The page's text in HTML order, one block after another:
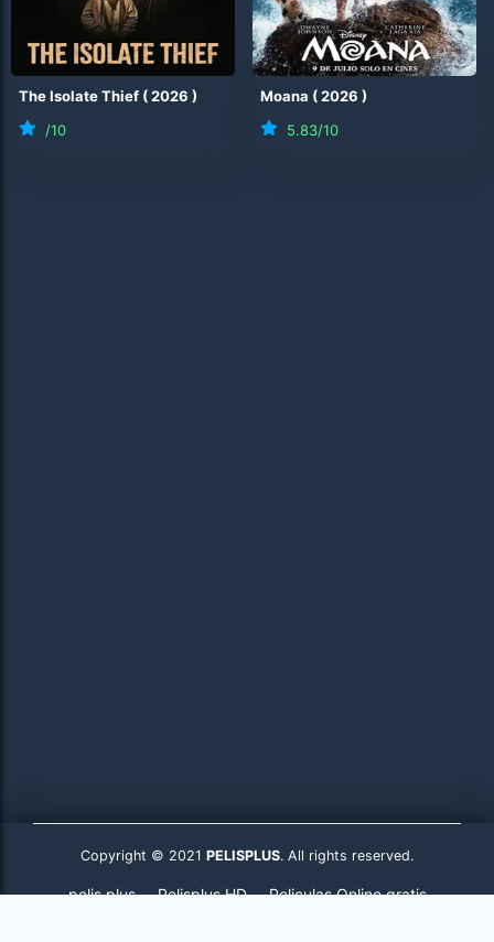
The Isolate Thief (2026 )
/10
Moana (2026 )
5.83/10
Copyright © 2021 PELISPLUS. All rights reserved.
pelis plus Pelisplus HD
Peliculas Online gratis